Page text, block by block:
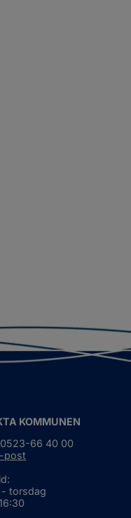
KOMMUNEN
0523-66 40 00
post
- torsdag